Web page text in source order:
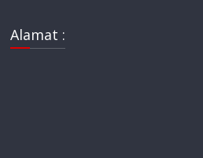
Alamat :